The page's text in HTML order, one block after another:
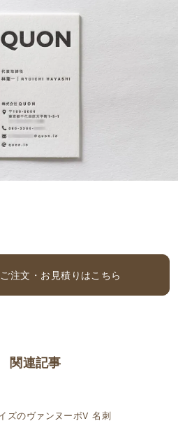
注文・お見積りはこちら
関連記事
ズのヴァンヌーボV 名刺